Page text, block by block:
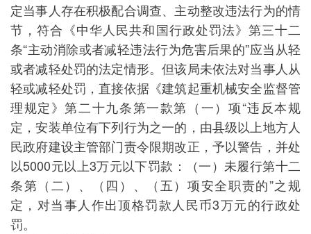
定当事人存在积极配合调查、主动整改违法行为的情
节，符合《中华人民共和国行政处罚法》第三十二
条“主动消除或者减轻违法行为危害后果的”应当从轻
或者减轻处罚的法定情形。但该局未依法对当事人从
轻或减轻处罚，直接依据《建筑起重机械安全监督管
理规定》第二十九条第一款第（一）项“违反本规
定，安装单位有下列行为之一的，由县级以上地方人
民政府建设主管部门责令限期改正，予以警告，并处
以5000元以上3万元以下罚款：（一）未履行第十二
条第（二）、（四）、（五）项安全职责的”之规
定，对当事人作出顶格罚款人民币3万元的行政处
罚。